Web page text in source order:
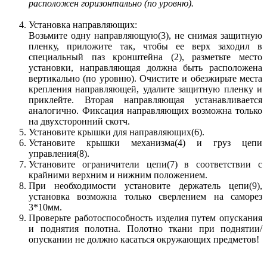
расположен горизонтально (по уровню).
Установка направляющих:
Возьмите одну направляющую(3), не снимая защитную
пленку, приложите так, чтобы ее верх заходил в
специальный паз кронштейна (2), разметьте место
установки, направляющая должна быть расположена
вертикально (по уровню). Очистите и обезжирьте места
крепления направляющей, удалите защитную пленку и
приклейте. Вторая направляющая устанавливается
аналогично. Фиксация направляющих возможна только
на двухсторонний скотч.
Установите крышки для направляющих(6).
Установите крышки механизма(4) и груз цепи
управления(8).
Установите ограничители цепи(7) в соответствии с
крайними верхним и нижним положением.
При необходимости установите держатель цепи(9),
установка возможна только сверлением на саморез
3*10мм.
Проверьте работоспособность изделия путем опускания
и поднятия полотна. Полотно ткани при поднятии/
опускании не должно касаться окружающих предметов!